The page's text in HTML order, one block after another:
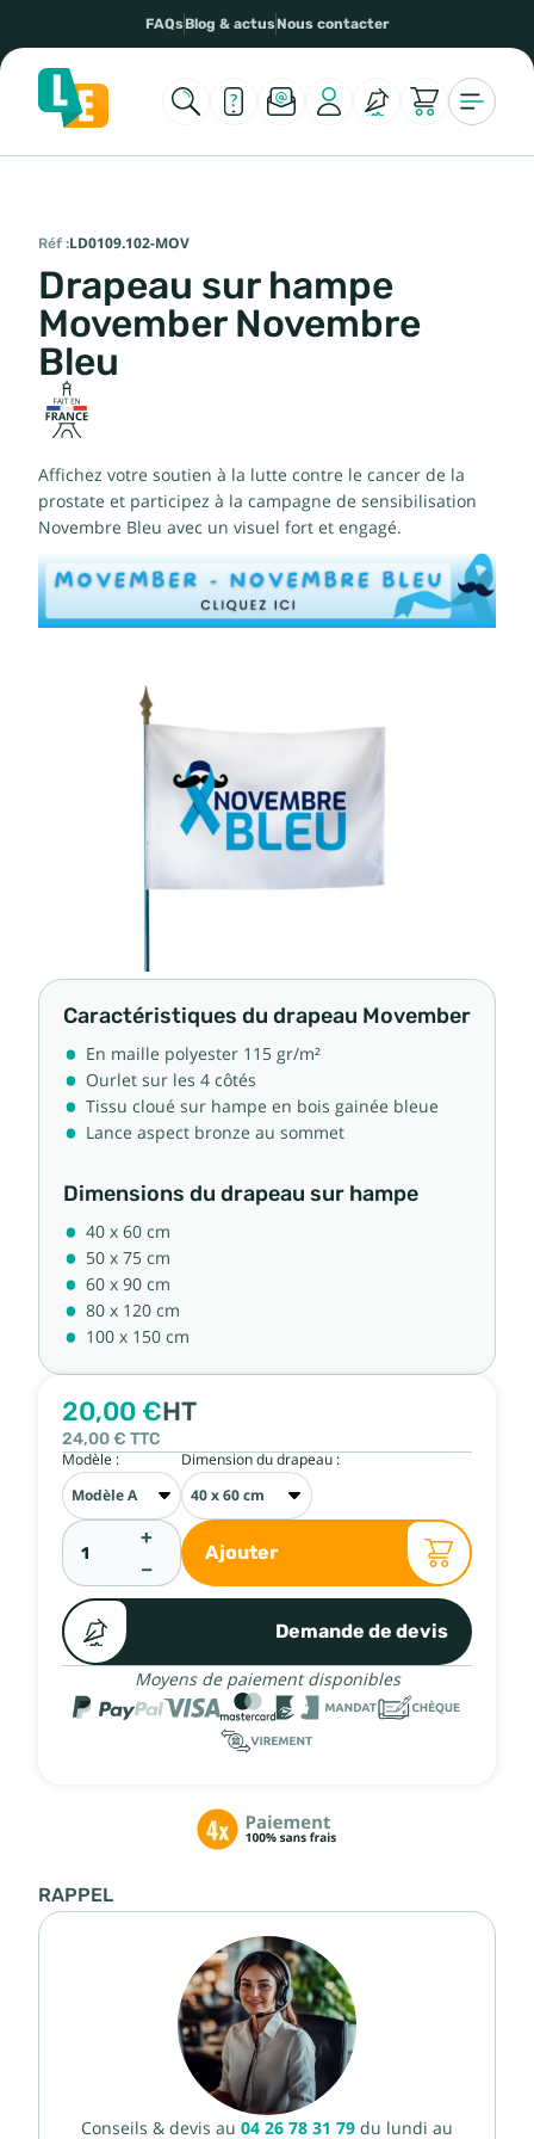
FAQsBlog & actusNous contacter
Réf :LD0109.102-MOV
Drapeau sur hampe
Movember Novembre
Bleu
Affichez votre soutien à la lutte contre le cancer de la
prostate et participez à la campagne de sensibilisation
Novembre Bleu avec un visuel fort et engagé.
Caractéristiques du drapeau Movember
En maille polyester 115 gr/m²
Ourlet sur les 4 côtés
Tissu cloué sur hampe en bois gainée bleue
Lance aspect bronze au sommet
Dimensions du drapeau sur hampe
40 x 60 cm
50 x 75 cm
60 x 90 cm
80 x 120 cm
100 x 150 cm
20,00 €HT
24,00 € TTC
Modèle : Dimension du drapeau :
+
−
Ajouter
Demande de devis
Moyens de paiement disponibles
RAPPEL
Conseils & devis au 04 26 78 31 79 du lundi au